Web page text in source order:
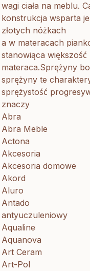
wagi ciała na meblu.
konstrukcja wsparta
złotych nóżkach
a w materacach
stanowiąca większość
materaca.Sprężyny
sprężyny te
sprężystość
znaczy
Abra
Abra Meble
Actona
Akcesoria
Akcesoria domowe
Akord
Aluro
Antado
antyuczuleniowy
Aqualine
Aquanova
Art Ceram
Art-Pol